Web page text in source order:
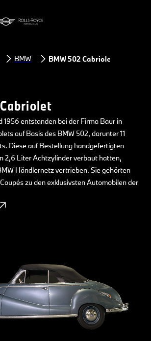
BMW BMW 502 Cabriolet
1956 entstanden bei der Firma Baur in
auf Basis des BMW 502, darunter 11
Diese auf Bestellung handgefertigten
2,6 Liter Achtzylinder verbaut hatten,
Händlernetz vertrieben. Sie gehörten
zu den exklusivsten Automobilen der